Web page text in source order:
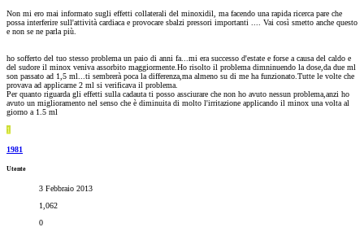
Non mi ero mai informato sugli effetti collaterali del minoxidil, ma facendo una rapida ricerca pare che
possa interferire sull'attività cardiaca e provocare sbalzi pressori importanti .... Vai così smetto anche questo
e non se ne parla più.
ho sofferto del tuo stesso problema un paio di anni fa...mi era successo d'estate e forse a causa del caldo e
del sudore il minox veniva assorbito maggiormente.Ho risolto il problema dimninuendo la dose,da due ml
son passato ad 1,5 ml...ti sembrerà poca la differenza,ma almeno su di me ha funzionato.Tutte le volte che
provava ad applicarne 2 ml si verificava il problema.
Per quanto riguarda gli effetti sulla cadauta ti posso assciurare che non ho avuto nessun problema,anzi ho
avuto un miglioramento nel senso che è diminuita di molto l'irritazione applicando il minox una volta al
giorno a 1.5 ml
1
1981
Utente
3 Febbraio 2013
1,062
0